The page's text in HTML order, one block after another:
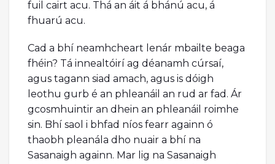
fuil cairt acu. Thá an áit á bhánú acu, á
fhuarú acu.
Cad a bhí neamhcheart lenár mbailte beaga
fhéin? Tá innealtóirí ag déanamh cúrsaí,
agus tagann siad amach, agus is dóigh
leothu gurb é an phleanáil an rud ar fad. Ár
gcosmhuintir an dhein an phleanáil roimhe
sin. Bhí saol i bhfad níos fearr againn ó
thaobh pleanála dho nuair a bhí na
Sasanaigh againn. Mar lig na Sasanaigh